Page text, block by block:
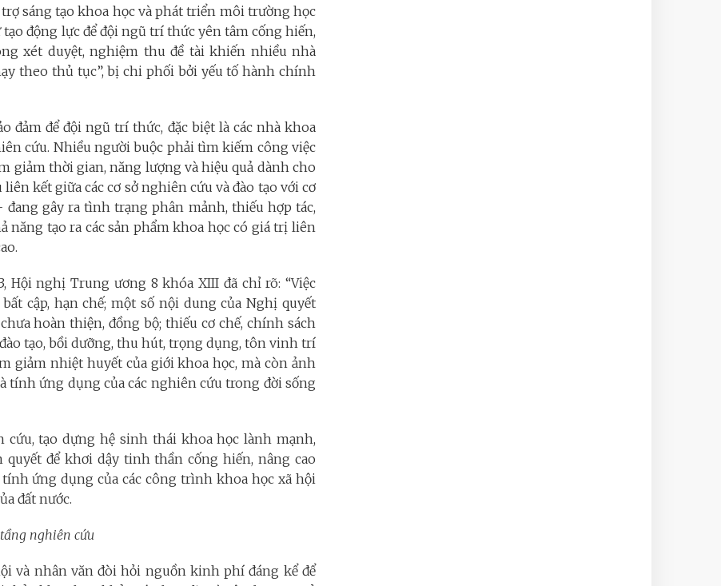
sáng tạo khoa học và phát triển môi trường học
động lực để đội ngũ trí thức yên tâm cống hiến,
xét duyệt, nghiệm thu đề tài khiến nhiều nhà
theo thủ tục”, bị chi phối bởi yếu tố hành chính
đảm để đội ngũ trí thức, đặc biệt là các nhà khoa
cứu. Nhiều người buộc phải tìm kiếm công việc
giảm thời gian, năng lượng và hiệu quả dành cho
kết giữa các cơ sở nghiên cứu và đào tạo với cơ
gây ra tình trạng phân mảnh, thiếu hợp tác,
năng tạo ra các sản phẩm khoa học có giá trị liên
Hội nghị Trung ương 8 khóa XIII đã chỉ rõ: “Việc
cập, hạn chế; một số nội dung của Nghị quyết
hoàn thiện, đồng bộ; thiếu cơ chế, chính sách
tạo, bồi dưỡng, thu hút, trọng dụng, tôn vinh trí
giảm nhiệt huyết của giới khoa học, mà còn ảnh
tính ứng dụng của các nghiên cứu trong đời sống
tạo dựng hệ sinh thái khoa học lành mạnh,
để khơi dậy tinh thần cống hiến, nâng cao
ứng dụng của các công trình khoa học xã hội
đất nước.
nghiên cứu
và nhân văn đòi hỏi nguồn kinh phí đáng kể để